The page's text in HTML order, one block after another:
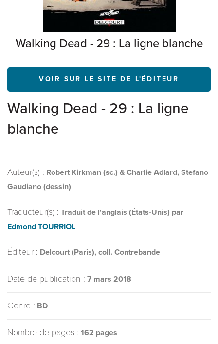
Walking Dead - 29 : La ligne blanche
VOIR SUR LE SITE DE L'ÉDITEUR
Walking Dead - 29 : La ligne
blanche
Auteur(s) : Robert Kirkman (sc.) & Charlie Adlard, Stefano
Gaudiano (dessin)
Traducteur(s) : Traduit de l'anglais (États-Unis) par
Edmond TOURRIOL
Éditeur : Delcourt (Paris), coll. Contrebande
Date de publication : 7 mars 2018
Genre : BD
Nombre de pages : 162 pages